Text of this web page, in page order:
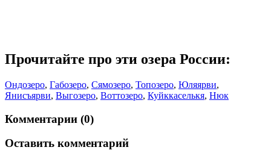
Прочитайте про эти озера России:
Ондозеро, Габозеро, Сямозеро, Топозеро, Юляярви,
Янисъярви, Выгозеро, Воттозеро, Куйккаселькя, Нюк
Комментарии (0)
Оставить комментарий